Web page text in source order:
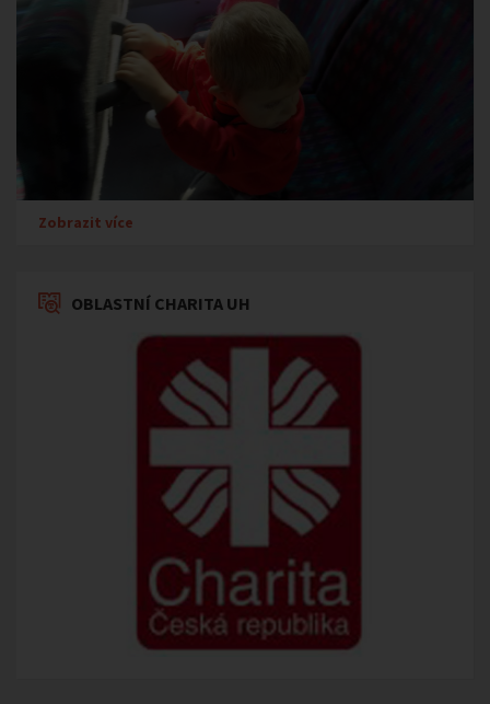
Zobrazit více
OBLASTNÍ CHARITA UH